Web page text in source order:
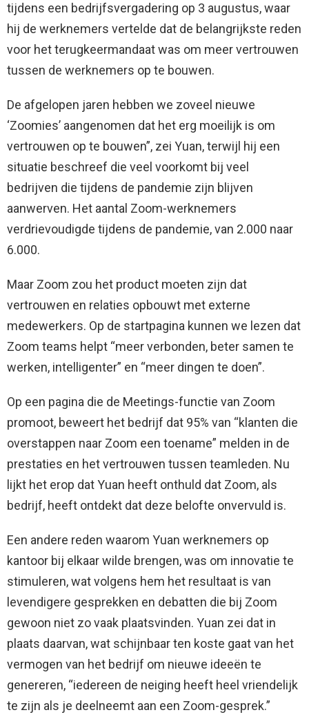
tijdens een bedrijfsvergadering op 3 augustus, waar
hij de werknemers vertelde dat de belangrijkste reden
voor het terugkeermandaat was om meer vertrouwen
tussen de werknemers op te bouwen.
De afgelopen jaren hebben we zoveel nieuwe
‘Zoomies’ aangenomen dat het erg moeilijk is om
vertrouwen op te bouwen”, zei Yuan, terwijl hij een
situatie beschreef die veel voorkomt bij veel
bedrijven die tijdens de pandemie zijn blijven
aanwerven. Het aantal Zoom-werknemers
verdrievoudigde tijdens de pandemie, van 2.000 naar
6.000.
Maar Zoom zou het product moeten zijn dat
vertrouwen en relaties opbouwt met externe
medewerkers. Op de startpagina kunnen we lezen dat
Zoom teams helpt “meer verbonden, beter samen te
werken, intelligenter” en “meer dingen te doen”.
Op een pagina die de Meetings-functie van Zoom
promoot, beweert het bedrijf dat 95% van “klanten die
overstappen naar Zoom een ​​toename” melden in de
prestaties en het vertrouwen tussen teamleden. Nu
lijkt het erop dat Yuan heeft onthuld dat Zoom, als
bedrijf, heeft ontdekt dat deze belofte onvervuld is.
Een andere reden waarom Yuan werknemers op
kantoor bij elkaar wilde brengen, was om innovatie te
stimuleren, wat volgens hem het resultaat is van
levendigere gesprekken en debatten die bij Zoom
gewoon niet zo vaak plaatsvinden. Yuan zei dat in
plaats daarvan, wat schijnbaar ten koste gaat van het
vermogen van het bedrijf om nieuwe ideeën te
genereren, “iedereen de neiging heeft heel vriendelijk
te zijn als je deelneemt aan een Zoom-gesprek.”